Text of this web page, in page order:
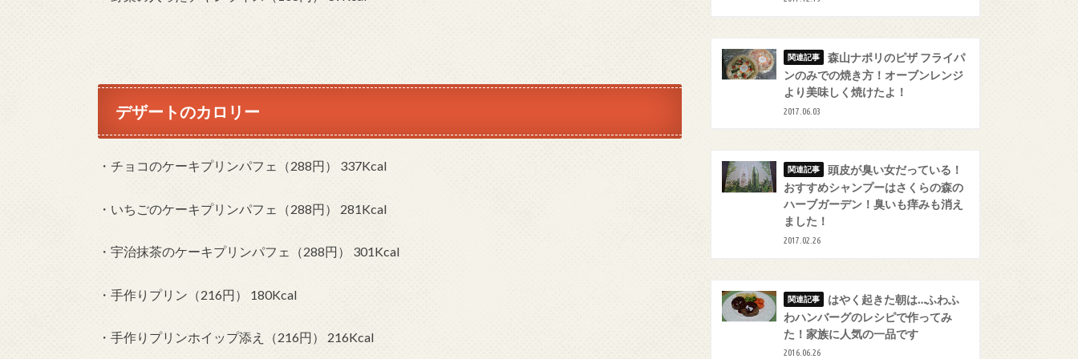
デザートのカロリー
・チョコのケーキプリンパフェ（288円） 337Kcal
・いちごのケーキプリンパフェ（288円） 281Kcal
・宇治抹茶のケーキプリンパフェ（288円） 301Kcal
・手作りプリン（216円） 180Kcal
・手作りプリンホイップ添え（216円） 216Kcal
森山ナポリのピザ フライパ
ンのみでの焼き方！オーブンレンジ
より美味しく焼けたよ！
2017.06.03
頭皮が臭い女だっている！
おすすめシャンプーはさくらの森の
ハーブガーデン！臭いも痒みも消え
ました！
2017.02.26
はやく起きた朝は…ふわふ
わハンバーグのレシピで作ってみ
た！家族に人気の一品です
2016.06.26